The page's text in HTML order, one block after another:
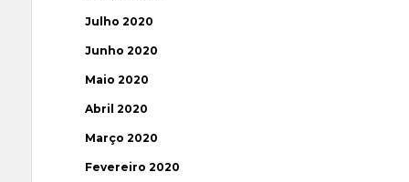
Julho 2020
Junho 2020
Maio 2020
Abril 2020
Março 2020
Fevereiro 2020